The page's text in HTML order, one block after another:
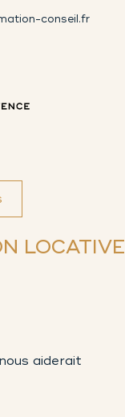
conseil.fr
LOCATIVE
aiderait